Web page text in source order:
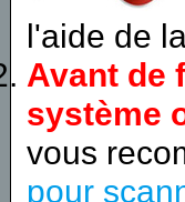
l'aide de
Avant de
système
vous
pour